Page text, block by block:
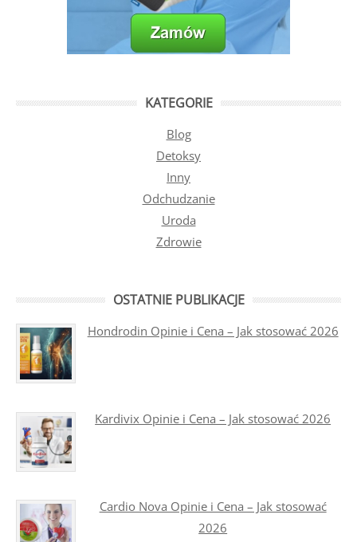
KATEGORIE
Blog
Detoksy
Inny
Odchudzanie
Uroda
Zdrowie
OSTATNIE PUBLIKACJE
Hondrodin Opinie i Cena – Jak stosować 2026
Kardivix Opinie i Cena – Jak stosować 2026
Cardio Nova Opinie i Cena – Jak stosować
2026